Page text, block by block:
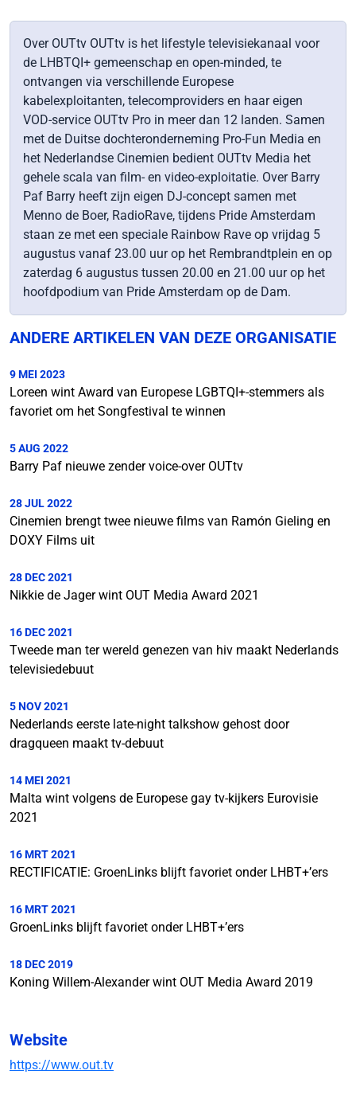
Over OUTtv OUTtv is het lifestyle televisiekanaal voor
de LHBTQI+ gemeenschap en open-minded, te
ontvangen via verschillende Europese
kabelexploitanten, telecomproviders en haar eigen
VOD-service OUTtv Pro in meer dan 12 landen. Samen
met de Duitse dochteronderneming Pro-Fun Media en
het Nederlandse Cinemien bedient OUTtv Media het
gehele scala van film- en video-exploitatie. Over Barry
Paf Barry heeft zijn eigen DJ-concept samen met
Menno de Boer, RadioRave, tijdens Pride Amsterdam
staan ze met een speciale Rainbow Rave op vrijdag 5
augustus vanaf 23.00 uur op het Rembrandtplein en op
zaterdag 6 augustus tussen 20.00 en 21.00 uur op het
hoofdpodium van Pride Amsterdam op de Dam.
ANDERE ARTIKELEN VAN DEZE ORGANISATIE
9 MEI 2023
Loreen wint Award van Europese LGBTQI+-stemmers als
favoriet om het Songfestival te winnen
5 AUG 2022
Barry Paf nieuwe zender voice-over OUTtv
28 JUL 2022
Cinemien brengt twee nieuwe films van Ramón Gieling en
DOXY Films uit
28 DEC 2021
Nikkie de Jager wint OUT Media Award 2021
16 DEC 2021
Tweede man ter wereld genezen van hiv maakt Nederlands
televisiedebuut
5 NOV 2021
Nederlands eerste late-night talkshow gehost door
dragqueen maakt tv-debuut
14 MEI 2021
Malta wint volgens de Europese gay tv-kijkers Eurovisie
2021
16 MRT 2021
RECTIFICATIE: GroenLinks blijft favoriet onder LHBT+’ers
16 MRT 2021
GroenLinks blijft favoriet onder LHBT+’ers
18 DEC 2019
Koning Willem-Alexander wint OUT Media Award 2019
Website
https://www.out.tv